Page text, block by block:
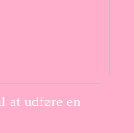
at udføre en